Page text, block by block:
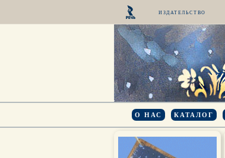
ИЗДАТЕЛЬСТВО
О НАС КАТАЛОГ